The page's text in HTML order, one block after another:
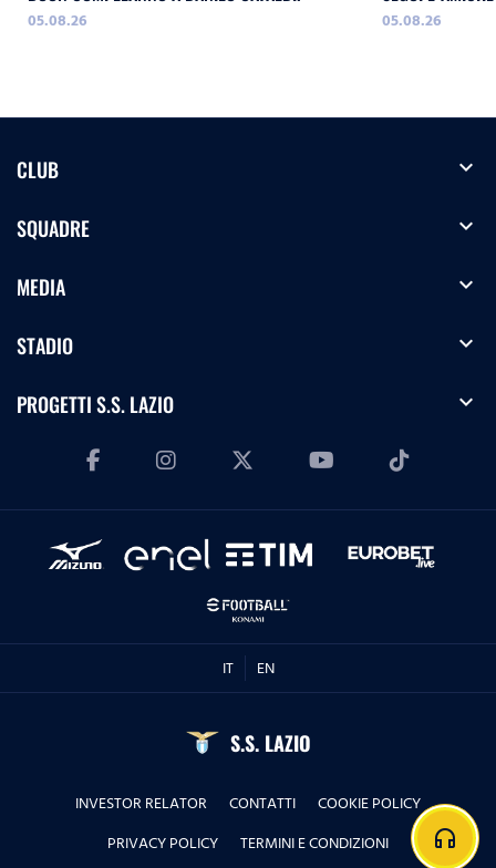
05.08.26 05.08.26
CLUB expand_more
SQUADRE expand_more
MEDIA expand_more
STADIO expand_more
PROGETTI S.S. LAZIO expand_more
IT EN
S.S. LAZIO
INVESTOR RELATOR CONTATTI
COOKIE POLICY
PRIVACY POLICY
TERMINI E CONDIZIONI headphones